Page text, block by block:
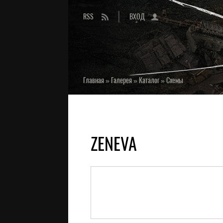
RSS ВХОД
Главная» Галерея»Каталог»Схемы
ZENEVA